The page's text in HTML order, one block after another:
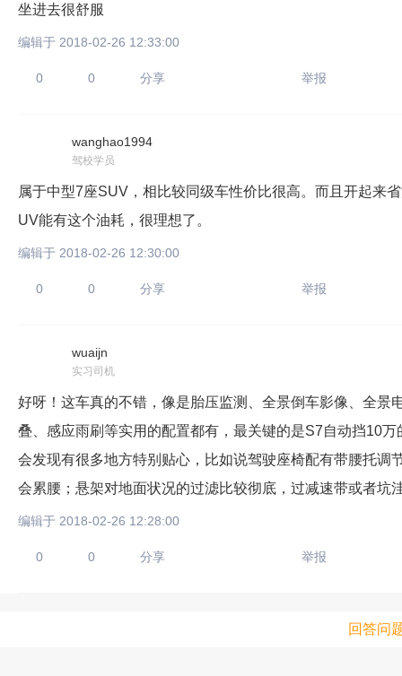
坐进去很舒服
编辑于 2018-02-26 12:33:00
0 0 分享 举报
wanghao1994
驾校学员
属于中型7座SUV，相比较同级车性价比很高。而且开起来
UV能有这个油耗，很理想了。
编辑于 2018-02-26 12:30:00
0 0 分享 举报
wuaijn
实习司机
好呀！这车真的不错，像是胎压监测、全景倒车影像、全景
叠、感应雨刷等实用的配置都有，最关键的是S7自动挡10
会发现有很多地方特别贴心，比如说驾驶座椅配有带腰托调
会累腰；悬架对地面状况的过滤比较彻底，过减速带或者坑
编辑于 2018-02-26 12:28:00
0 0 分享 举报
回答问
上传图片最多
持优酷
上传视频